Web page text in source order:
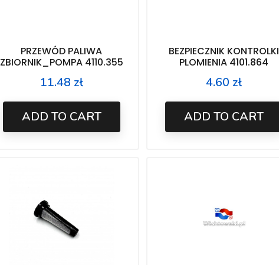
PRZEWÓD PALIWA
ZBIORNIK_POMPA 4110.355
Price
11.48 zł
ADD TO CART
BEZPIECZNIK KONTROLKI
PLOMIENIA 4101.864
Price
4.60 zł
ADD TO CART